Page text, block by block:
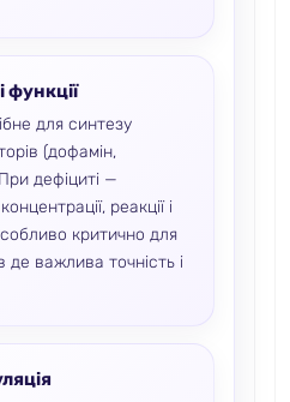
функції
для синтезу
(дофамін,
дефіциті —
реакції і
критично для
де важлива точність і